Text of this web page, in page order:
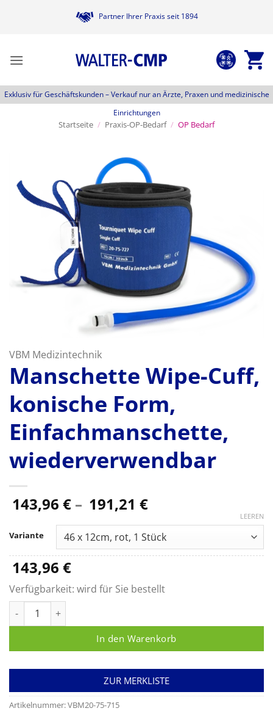
Partner Ihrer Praxis seit 1894
Exklusiv für Geschäftskunden –Verkauf nur an Ärzte, Praxen und medizinische
Einrichtungen
Startseite / Praxis-OP-Bedarf / OP Bedarf
VBM Medizintechnik
Manschette Wipe-Cuff,
konische Form,
Einfachmanschette,
wiederverwendbar
143,96 € – 191,21 €Preisspanne:
bis
191,21 €
Variante
LEEREN
143,96 €
Verfügbarkeit: wird für Sie bestellt
Manschette Wipe-Cuff, konische Form, Einfachmanschette,
In den Warenkorb
ZUR MERKLISTE
Artikelnummer:VBM20-75-715